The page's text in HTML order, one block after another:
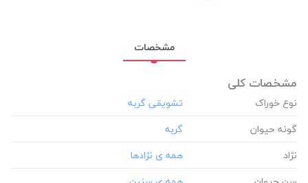
مشخصات
مشخصات کلی
نوع خوراک
گونه حیوان
نژاد